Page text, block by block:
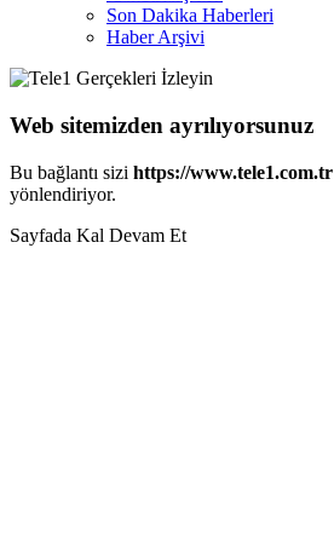
Son Dakika Haberleri
Haber Arşivi
Web sitemizden ayrılıyorsunuz
Bu bağlantı sizi https://www.tele1.com.tr
yönlendiriyor.
Sayfada Kal Devam Et